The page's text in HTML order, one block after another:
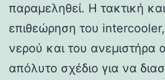
παραμεληθεί. Η τακτική
επιθεώρηση του
νερού και του ανεμιστήρα
απόλυτο σχέδιο για να